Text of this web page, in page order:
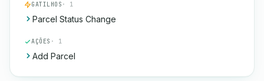
GATILHOS · 1
Parcel Status Change
AÇÕES · 1
Add Parcel